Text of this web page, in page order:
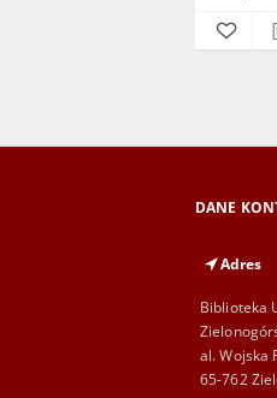
DANE
Adres
Biblioteka
al. Wojska
65-762